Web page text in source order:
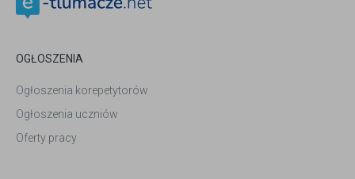
OGŁOSZENIA
Ogłoszenia korepetytorów
Ogłoszenia uczniów
Oferty pracy